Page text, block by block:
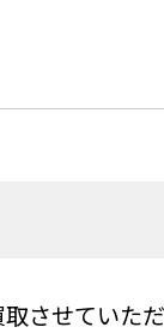
させていた